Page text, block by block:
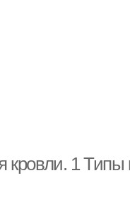
кровли. 1 Типы